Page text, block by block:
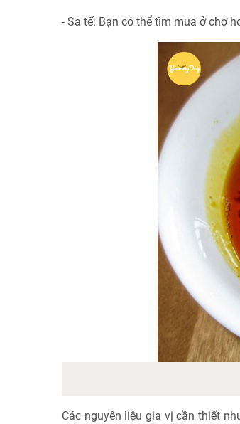
- Sa tế: Bạn có thể tìm mua ở chợ
Các nguyên liệu gia vị cần thiết